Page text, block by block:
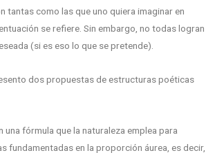
tantas como las que uno quiera imaginar en
se refiere. Sin embargo, no todas logran
(si es eso lo que se pretende).
dos propuestas de estructuras poéticas
una fórmula que la naturaleza emplea para
fundamentadas en la proporción áurea, es decir,